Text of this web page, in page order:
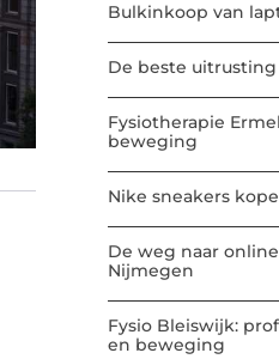
Bulkinkoop van
De beste
Fysiotherapie
beweging
Nike sneakers
De weg naar
Nijmegen
Fysio Bleiswijk:
en beweging